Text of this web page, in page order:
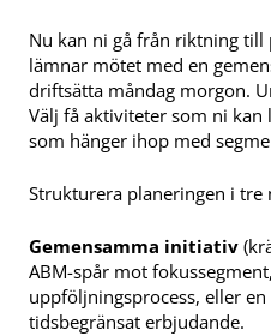
Nu kan ni gå från riktning till
lämnar mötet med en
driftsätta måndag morgon.
Välj få aktiviteter som ni kan
som hänger ihop med
Strukturera planeringen i tre
Gemensamma initiativ
ABM-spår mot
uppföljningsprocess, eller
tidsbegränsat erbjudande.